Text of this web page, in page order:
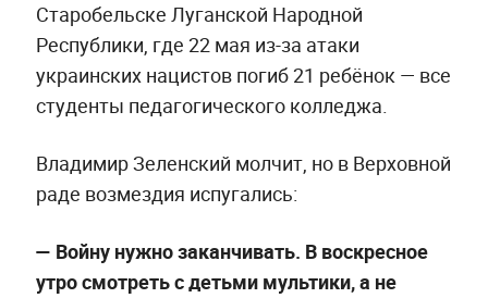
Старобельске Луганской Народной
Республики, где 22 мая из-за атаки
украинских нацистов погиб 21 ребёнок — все
студенты педагогического колледжа.
Владимир Зеленский молчит, но в Верховной
раде возмездия испугались:
— Войну нужно заканчивать. В воскресное
утро смотреть с детьми мультики, а не